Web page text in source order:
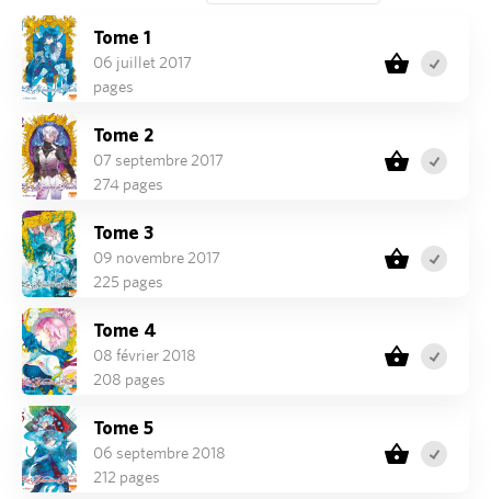
Tome 1
06 juillet 2017
pages
Tome 2
07 septembre 2017
274 pages
Tome 3
09 novembre 2017
225 pages
Tome 4
08 février 2018
208 pages
Tome 5
06 septembre 2018
212 pages